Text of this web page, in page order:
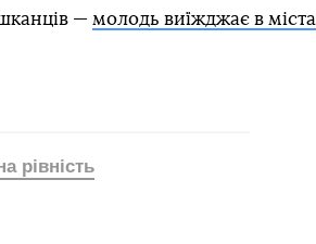
— молодь виїжджає в міста
рівність